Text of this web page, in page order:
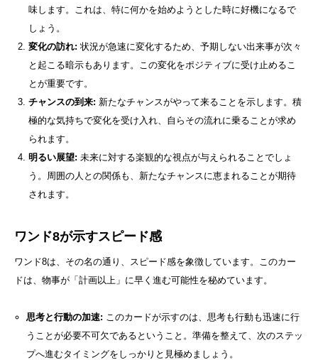
味します。これは、特に何かを始めようとした時に好機になるで
しょう。
変化の訪れ: 状況が急速に変化するため、予期しない出来事が次々
と起こる暗示もあります。この変化をポジティブに受け止めるこ
とが重要です。
チャンスの到来: 新たなチャンスがやって来ることを示します。積
極的な気持ちで変化を受け入れ、自らその流れに乗ることが求め
られます。
明るい展望: 未来に対する楽観的な視点が与えられることでしょ
う。周囲の人との関係も、新たなチャンスに恵まれることが期待
されます。
ワンド8が示すスピード感
ワンド8は、その名の通り、スピード感を象徴しています。このカー
ドは、物事が「計画以上」に早く進む可能性を秘めています。
思考と行動の加速: このカードが示すのは、思考も行動も迅速に行
うことが必要不可欠であるということ。準備を整えて、次のステッ
プへ進むタイミングをしっかりと見極めましょう。